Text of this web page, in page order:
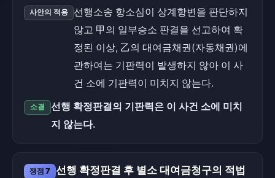
사안의 적용
선행소송 항소심이 상계항변을 판단하지
않고 甲의 일부승소 판결을 선고하여 확
정된 이상, 乙의 대여금채권(자동채권)에
관하여는 기판력이 발생하지 않아 이 사
건 소에 기판력이 미치지 않는다.
소결
선행 확정판결의 기판력은 이 사건 소에 미치
지 않는다.
쟁점 7
선행 확정판결 후 별소 대여금청구의 적법